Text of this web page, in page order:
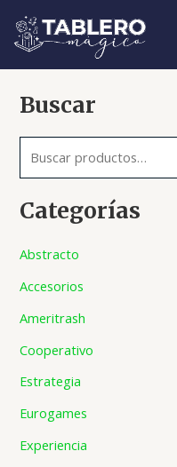
contenido
Buscar
B
c
a
p
o
Categorías
Abstracto
Accesorios
Ameritrash
Cooperativo
Estrategia
Eurogames
Experiencia